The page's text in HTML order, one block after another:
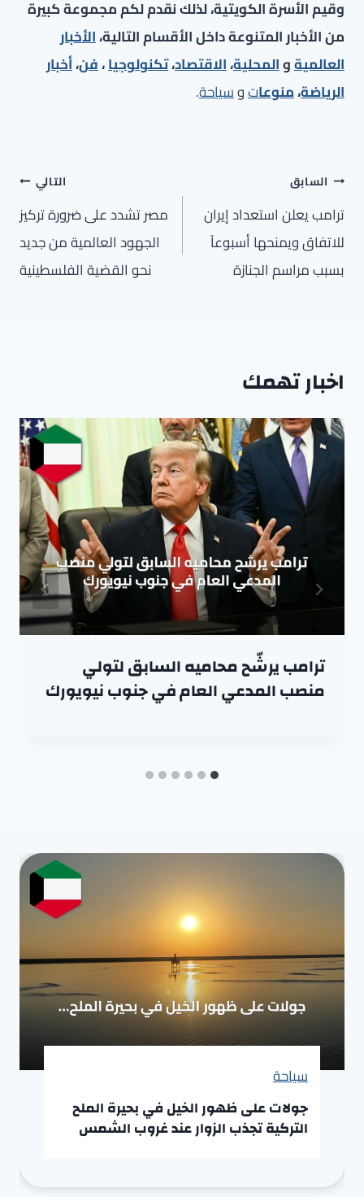
وقيم الأسرة الكويتية، لذلك نقدم لكم مجموعة كبيرة
من الأخبار المتنوعة داخل الأقسام التالية،الأخبار
العالميةوالمحلية،الاقتصاد،تكنولوجيا،فن،أخبار
الرياضة،منوعاتوسياحة.
تصفّح
المقالات
السابق
ترامب يعلن استعداد إيران
للاتفاق ويمنحها أسبوعاً
بسبب مراسم الجنازة
التالي
مصر تشدد على ضرورة تركيز
الجهود العالمية من جديد
نحو القضية الفلسطينية
اخبار تهمك
ترامب يرشّح محاميه السابق لتولي
منصب المدعي العام في جنوب نيويورك
سياحة
جولات على ظهور الخيل في بحيرة الملح
التركية تجذب الزوار عند غروب الشمس